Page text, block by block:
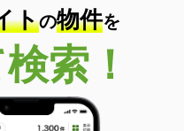
トの物件を
索！